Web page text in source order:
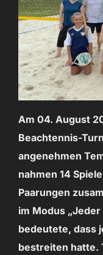
Am 04. August
Beachtennis-
angenehmen
nahmen 14
Paarungen
im Modus
bedeutete, dass
bestreiten hatte.